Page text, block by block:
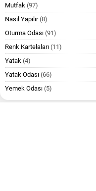
Mutfak (97)
Nasıl Yapılır(8)
Oturma Odası (91)
Renk Kartelaları (11)
Yatak (4)
Yatak Odası (66)
Yemek Odası (5)